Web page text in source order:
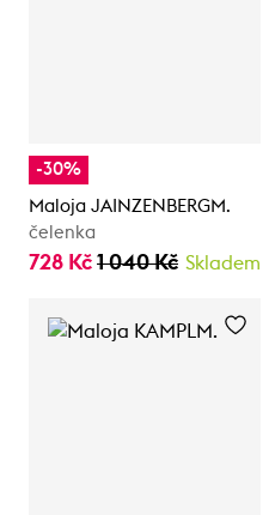
-30%
Maloja JAINZENBERGM.
čelenka
728 Kč 1 040 Kč Skladem